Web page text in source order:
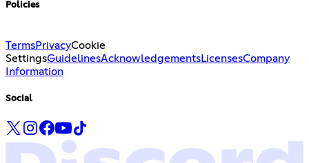
Policies
TermsPrivacyCookie
SettingsGuidelinesAcknowledgementsLicensesCompany
Information
Social